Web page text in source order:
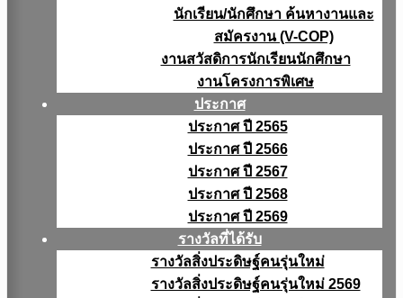
นักเรียน/นักศึกษา ค้นหางานและ
สมัครงาน (V-COP)
งานสวัสดิการนักเรียนนักศึกษา
งานโครงการพิเศษ
ประกาศ
ประกาศ ปี 2565
ประกาศ ปี 2566
ประกาศ ปี 2567
ประกาศ ปี 2568
ประกาศ ปี 2569
รางวัลที่ได้รับ
รางวัลสิ่งประดิษฐ์คนรุ่นใหม่
รางวัลสิ่งประดิษฐ์คนรุ่นใหม่ 2569